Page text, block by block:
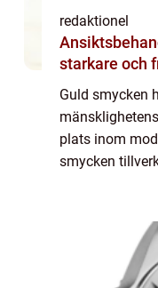
redaktionel
starkare och
Guld smycken
plats inom
smycken